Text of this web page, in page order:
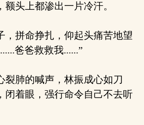
头上都渗出一片冷汗。
拼命挣扎，仰起头痛苦地望
爸爸救救我......”
肺的喊声，林振成心如刀
闭着眼，强行命令自己不去听